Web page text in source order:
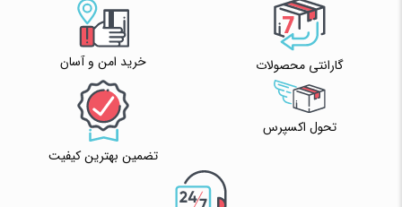
گارانتی محصولات خرید امن و آسان
تحول اکسپرس
تضمین بهترین کیفیت